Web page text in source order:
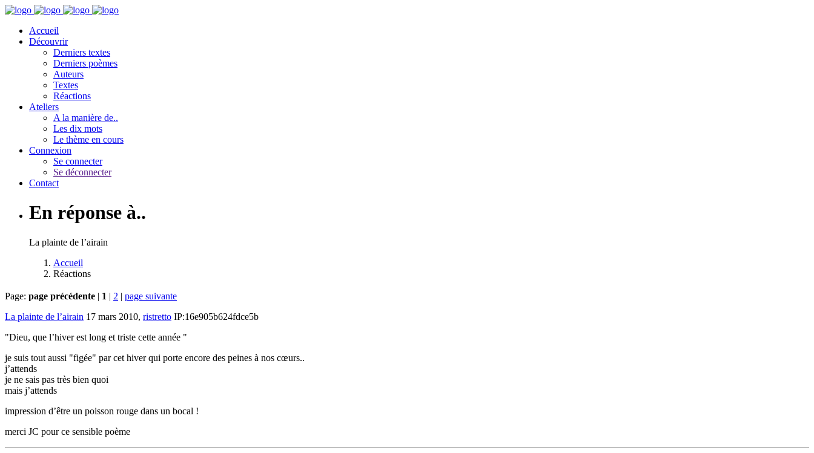
Accueil
Découvrir
Derniers textes
Derniers poèmes
Auteurs
Textes
Réactions
Ateliers
A la manière de..
Les dix mots
Le thème en cours
Connexion
Se connecter
Se déconnecter
Contact
En réponse à..
La plainte de l’airain
Accueil
Réactions
Page: page précédente | 1 | 2 | page suivante
La plainte de l’airain 17 mars 2010, ristretto IP:16e905b624fdce5b
"Dieu, que l’hiver est long et triste cette année "
je suis tout aussi "figée" par cet hiver qui porte encore des peines à nos cœurs..
j’attends
je ne sais pas très bien quoi
mais j’attends
impression d’être un poisson rouge dans un bocal !
merci JC pour ce sensible poème